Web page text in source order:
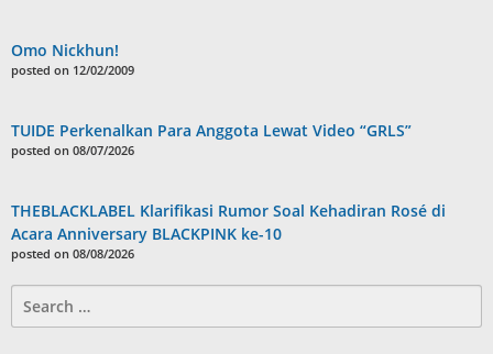
Omo Nickhun!
posted on 12/02/2009
TUIDE Perkenalkan Para Anggota Lewat Video “GRLS”
posted on 08/07/2026
THEBLACKLABEL Klarifikasi Rumor Soal Kehadiran Rosé di
Acara Anniversary BLACKPINK ke-10
posted on 08/08/2026
for: